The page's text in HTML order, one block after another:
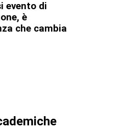
evento di
è
che cambia